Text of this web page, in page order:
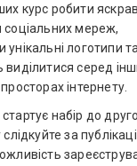
курс робити
мереж,
унікальні логотипи
виділитися серед
інтернету.
набір до
за